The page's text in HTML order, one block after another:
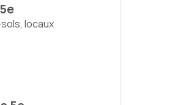
locaux